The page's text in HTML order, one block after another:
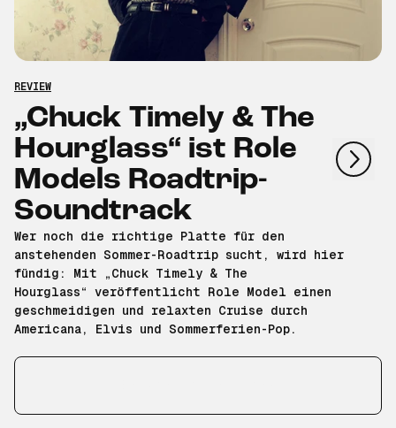
REVIEW
„Chuck Timely & The
Hourglass“ ist Role
Models Roadtrip-
Soundtrack
Wer noch die richtige Platte für den
anstehenden Sommer-Roadtrip sucht, wird hier
fündig: Mit „Chuck Timely & The
Hourglass“ veröffentlicht Role Model einen
geschmeidigen und relaxten Cruise durch
Americana, Elvis und Sommerferien-Pop.
vorheriges
nächstes